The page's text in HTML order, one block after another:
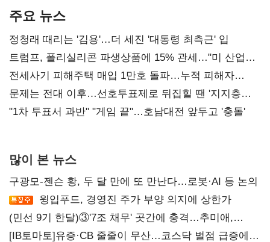
주요 뉴스
정청래 때리는 '김용'…더 세진 '대통령 최측근' 입
트럼프, 폴리실리콘 파생상품에 15% 관세…"미 산업
재건"
전세사기 피해주택 매입 1만호 돌파…누적 피해자
4만278명
문제는 전대 이후…선호투표제로 뒤집힐 땐 '지지층
불복'
"1차 투표서 과반" "게임 끝"…호남대전 앞두고 '충돌'
많이 본 뉴스
구광모-젠슨 황, 두 달 만에 또 만난다…로봇·AI 등 논의
윙입푸드, 경영진 주가 부양 의지에 상한가
(민선 9기 한달)③'7조 채무' 곳간에 충격…추미애,
20년만에 '비상재정' 선언 승부수
[IB토마토]유증·CB 줄줄이 무산…코스닥 벌점 급증에